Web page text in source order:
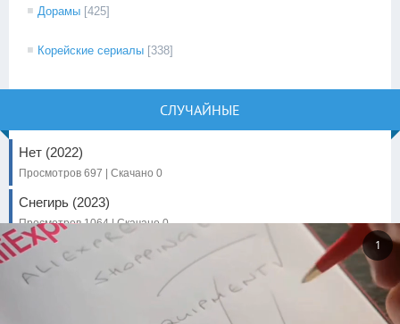
Дорамы [425]
Корейские сериалы [338]
СЛУЧАЙНЫЕ
Нет (2022)
Просмотров 697 | Скачано 0
Снегирь (2023)
Просмотров 1064 | Скачано 0
Возрожденные (2023)
Просмотров 727 | Скачано 0
✕